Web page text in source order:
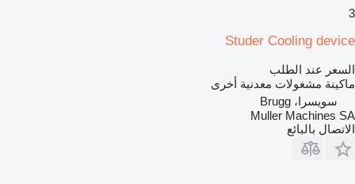
3
Studer Cooling device
السعر عند الطلب
ماكينة مشغولات معدنية أخرى
سويسرا، Brugg
Muller Machines SA
الاتصال بالبائع